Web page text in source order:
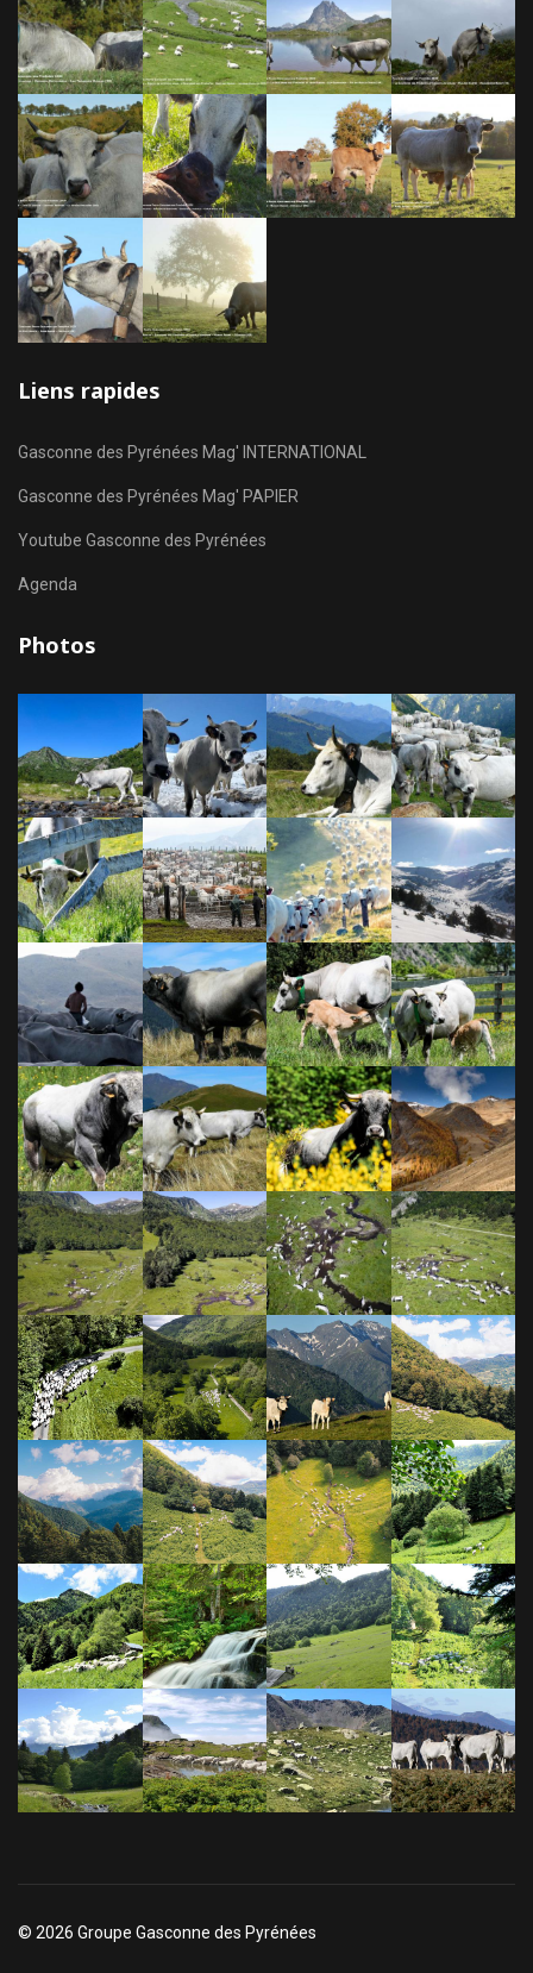
Liens rapides
Gasconne des Pyrénées Mag' INTERNATIONAL
Gasconne des Pyrénées Mag' PAPIER
Youtube Gasconne des Pyrénées
Agenda
Photos
© 2026 Groupe Gasconne des Pyrénées